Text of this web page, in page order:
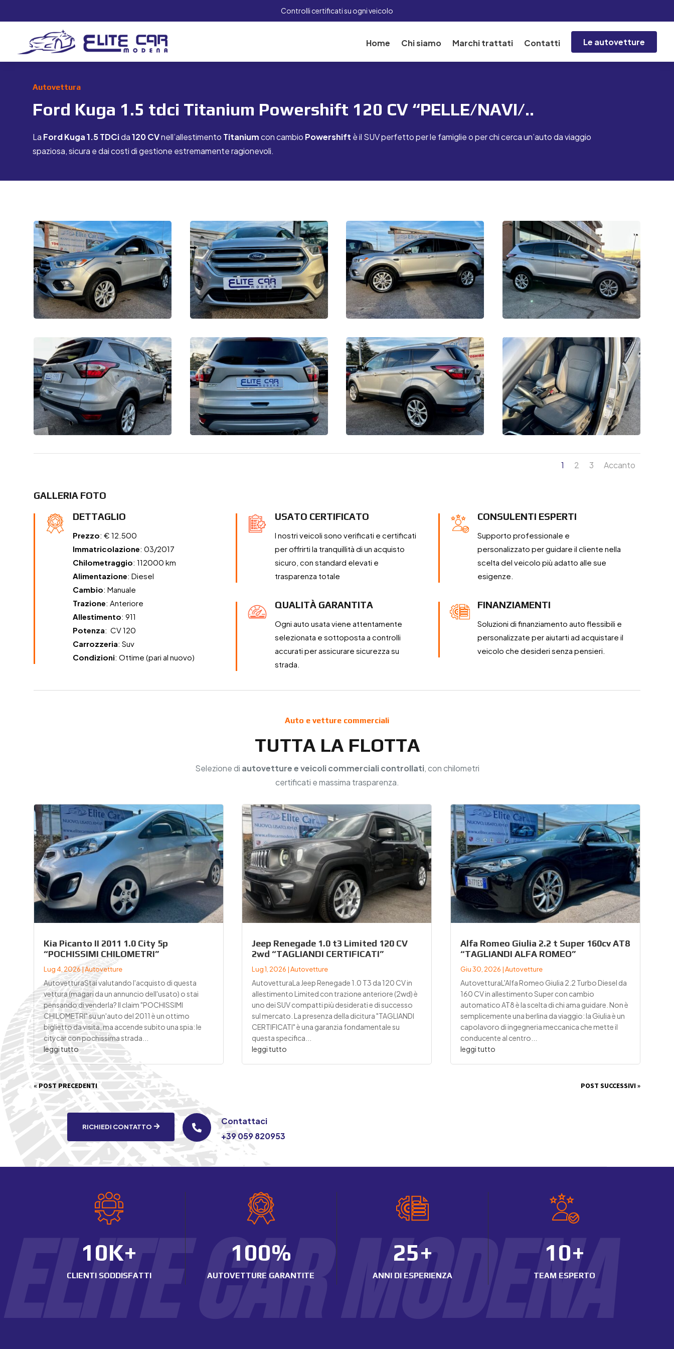
Controlli certificati su ogni veicolo
Home Chi siamo Marchi trattati Contatti Le autovetture
Autovettura
Ford Kuga 1.5 tdci Titanium Powershift 120 CV “PELLE/NAVI/..
La Ford Kuga 1.5 TDCida120 CVnell’allestimento Titaniumcon cambio Powershift è il SUV perfetto per le famiglie o per chi cerca un’auto da viaggio
spaziosa, sicura e dai costi di gestione estremamente ragionevoli.
1 2 3 Accanto
GALLERIA FOTO
DETTAGLIO
Prezzo: € 12.500
Immatricolazione: 03/2017
Chilometraggio: 112000 km
Alimentazione: Diesel
Cambio: Manuale
Trazione: Anteriore
Allestimento: 911
Potenza: CV 120
Carrozzeria: Suv
Condizioni: Ottime (pari al nuovo)
USATO CERTIFICATO
I nostri veicoli sono verificati e certificati
per offrirti la tranquillità di un acquisto
sicuro, con standard elevati e
trasparenza totale
QUALITÀ GARANTITA
Ogni auto usata viene attentamente
selezionata e sottoposta a controlli
accurati per assicurare sicurezza su
strada.
CONSULENTI ESPERTI
Supporto professionale e
personalizzato per guidare il cliente nella
scelta del veicolo più adatto alle sue
esigenze.
FINANZIAMENTI
Soluzioni di finanziamento auto flessibili e
personalizzate per aiutarti ad acquistare il
veicolo che desideri senza pensieri.
Auto e vetture commerciali
TUTTA LA FLOTTA
Selezione di autovetture e veicoli commerciali controllati, con chilometri
certificati e massima trasparenza.
Kia Picanto II 2011 1.0 City 5p
“POCHISSIMI CHILOMETRI”
Lug 4, 2026|Autovetture
AutovetturaStai valutando l'acquisto di questa
vettura (magari da un annuncio dell'usato) o stai
pensando di venderla? Il claim "POCHISSIMI
CHILOMETRI" su un'auto del 2011 è un ottimo
biglietto da visita, ma accende subito una spia: le
citycar con pochissima strada...
leggi tutto
Jeep Renegade 1.0 t3 Limited 120 CV
2wd “TAGLIANDI CERTIFICATI”
Lug 1, 2026 |Autovetture
AutovetturaLa Jeep Renegade 1.0 T3 da 120 CV in
allestimento Limited con trazione anteriore (2wd) è
uno dei SUV compatti più desiderati e di successo
sul mercato. La presenza della dicitura "TAGLIANDI
CERTIFICATI" è una garanzia fondamentale su
questa specifica...
leggi tutto
Alfa Romeo Giulia 2.2 t Super 160cv AT8
“TAGLIANDI ALFA ROMEO”
Giu 30, 2026 |Autovetture
AutovetturaL'Alfa Romeo Giulia 2.2 Turbo Diesel da
160 CV in allestimento Super con cambio
automatico AT8 è la scelta di chi ama guidare. Non è
semplicemente una berlina da viaggio: la Giulia è un
capolavoro di ingegneria meccanica che mette il
conducente al centro...
leggi tutto
« POST PRECEDENTI POST SUCCESSIVI »
RICHIEDI CONTATTO 
Contattaci
+39 059 820953
ELITE CAR MODENA
10K+
CLIENTI SODDISFATTI
100%
AUTOVETTURE GARANTITE
25+
ANNI DI ESPERIENZA
10+
TEAM ESPERTO